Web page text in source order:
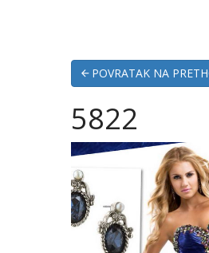
POVRATAK NA
5822